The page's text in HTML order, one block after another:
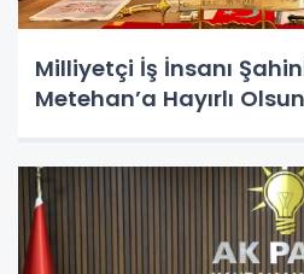
Milliyetçi İş İnsanı
Metehan’a Hayırlı